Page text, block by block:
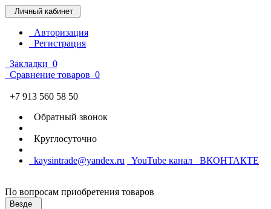
Личный кабинет
Авторизация
Регистрация
Закладки 0
Сравнение товаров 0
+7 913 560 58 50
Обратный звонок
Круглосуточно
kaysintrade@yandex.ru YouTube канал ВКОНТАКТЕ
По вопросам приобретения товаров
Везде